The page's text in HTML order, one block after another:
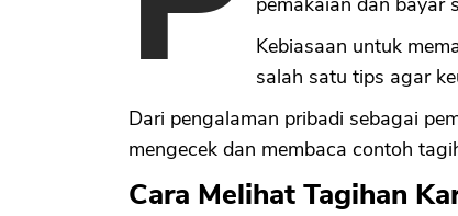
Kebiasaan untuk
salah satu tips agar
Dari pengalaman pribadi sebagai
mengecek dan membaca contoh
Cara Melihat Tagihan